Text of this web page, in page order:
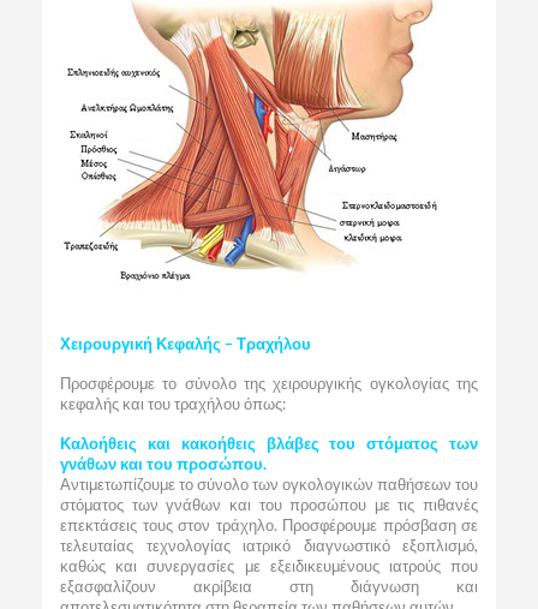
Χειρουργική Κεφαλής – Τραχήλου
Προσφέρουμε το σύνολο της χειρουργικής ογκολογίας της
κεφαλής και του τραχήλου όπως:
Καλοήθεις και κακοήθεις βλάβες του στόματος των
γνάθων και του προσώπου.
Αντιμετωπίζουμε το σύνολο των ογκολογικών παθήσεων του
στόματος των γνάθων και του προσώπου με τις πιθανές
επεκτάσεις τους στον τράχηλο. Προσφέρουμε πρόσβαση σε
τελευταίας τεχνολογίας ιατρικό διαγνωστικό εξοπλισμό,
καθώς και συνεργασίες με εξειδικευμένους ιατρούς που
εξασφαλίζουν ακρίβεια στη διάγνωση και